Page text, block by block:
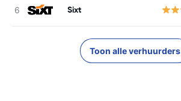
Sixt
Toon alle verhuurders